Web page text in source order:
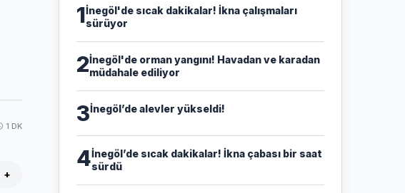
1 DK
+
1İnegöl'de sıcak dakikalar! İkna çalışmaları
sürüyor
2İnegöl'de orman yangını! Havadan ve karadan
müdahale ediliyor
3İnegöl’de alevler yükseldi!
4İnegöl’de sıcak dakikalar! İkna çabası bir saat
sürdü